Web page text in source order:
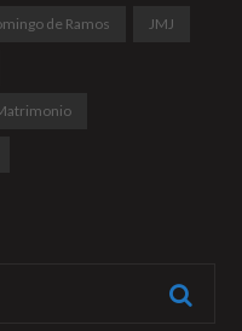
de Ramos JMJ